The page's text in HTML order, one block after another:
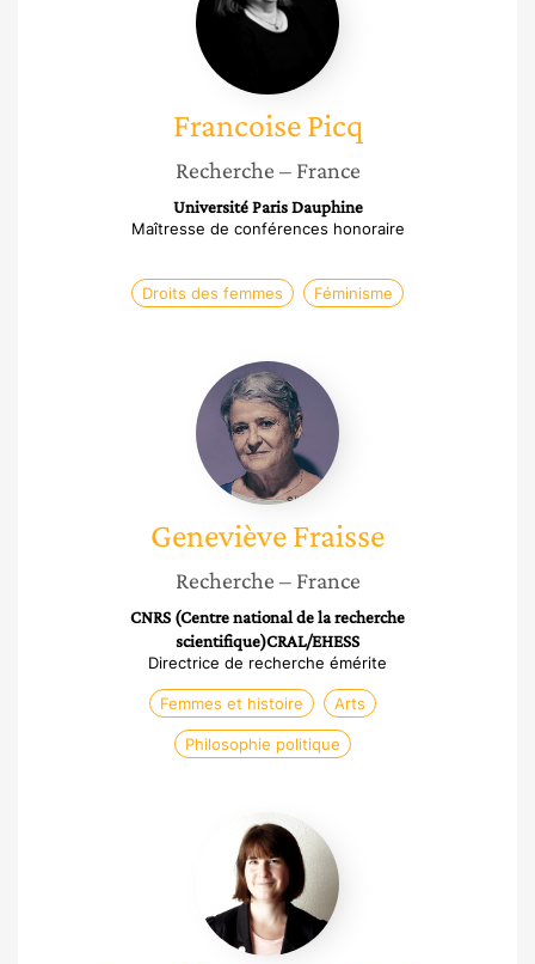
Francoise Picq
Recherche – France
Université Paris Dauphine
Maîtresse de conférences honoraire
Droits des femmes Féminisme
Geneviève
Fraisse
GenevièveFraisse
Recherche – France
CNRS (Centre national de la recherche
scientifique)CRAL/EHESS
Directrice de recherche émérite
Femmes et histoire Arts
Philosophie politique
Amandine
Berton-
Schmitt